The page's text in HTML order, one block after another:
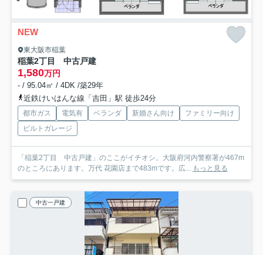
NEW
東大阪市稲葉
稲葉2丁目 中古戸建
1,580万円
- / 95.04㎡ / 4DK /築29年
近鉄けいはんな線「吉田」駅 徒歩24分
都市ガス 電気有 ベランダ 新婚さん向け
ファミリー向け
ビルトガレージ
「稲葉2丁目 中古戸建」のここがイチオシ。大阪府河内警察署が467m
のところにあります。万代 花園店まで483mです。広... もっと見る
中古一戸建